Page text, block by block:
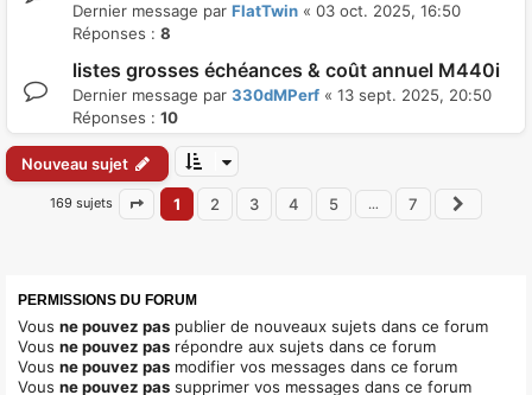
Dernier message par FlatTwin « 03 oct. 2025, 16:50
Réponses : 8
listes grosses échéances & coût annuel M440i
Dernier message par 330dMPerf « 13 sept. 2025, 20:50
Réponses : 10
Nouveau sujet
169 sujets Page sur
1 2 3 4 5 … 7
PERMISSIONS DU FORUM
Vous ne pouvez pas publier de nouveaux sujets dans ce forum
Vous ne pouvez pas répondre aux sujets dans ce forum
Vous ne pouvez pas modifier vos messages dans ce forum
Vous ne pouvez pas supprimer vos messages dans ce forum